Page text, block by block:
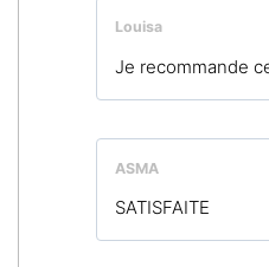
Louisa
Je recommande
ASMA
SATISFAITE